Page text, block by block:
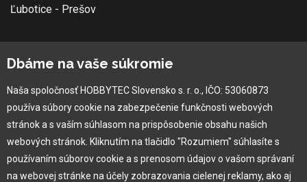
Ľubotice - Prešov
Ochranná známka
Vlastná výroba
Náš Hobbytec tím
Kontaktné údaje
Naša história
Kariéra
Dbáme na vaše súkromie
Naša spoločnosť HOBBYTEC Slovensko s. r. o., IČO: 53060873
používa súbory cookie na zabezpečenie funkčnosti webových
stránok a s vaším súhlasom na prispôsobenie obsahu našich
webových stránok. Kliknutím na tlačidlo "Rozumiem" súhlasíte s
používaním súborov cookie a s prenosom údajov o vašom správaní
na webovej stránke na účely zobrazovania cielenej reklamy, ako aj